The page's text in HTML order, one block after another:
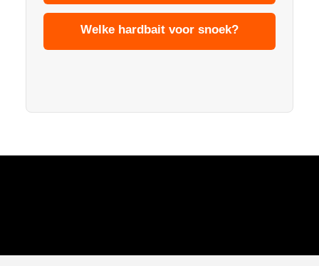
Welke hardbait voor snoek?